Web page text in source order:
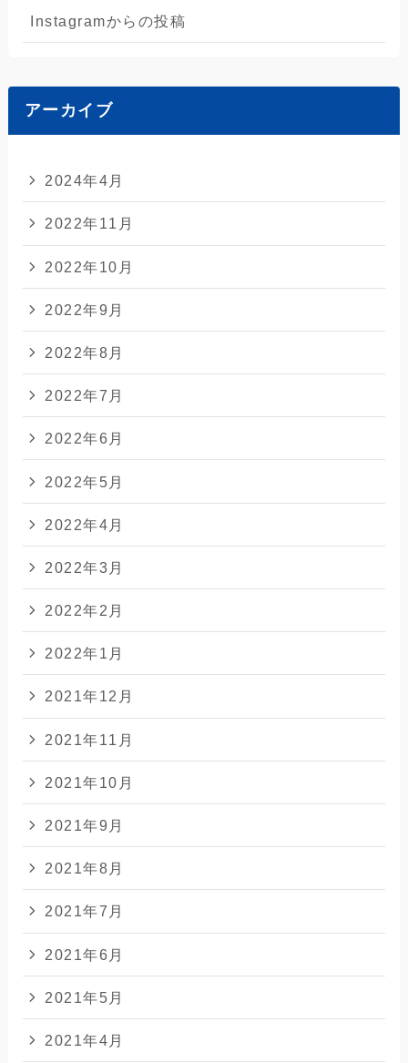
Instagramからの投稿
アーカイブ
2024年4月
2022年11月
2022年10月
2022年9月
2022年8月
2022年7月
2022年6月
2022年5月
2022年4月
2022年3月
2022年2月
2022年1月
2021年12月
2021年11月
2021年10月
2021年9月
2021年8月
2021年7月
2021年6月
2021年5月
2021年4月